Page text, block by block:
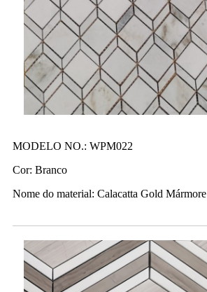
MODELO NO.: WPM022
Cor: Branco
Nome do material: Calacatta Gold Mármore